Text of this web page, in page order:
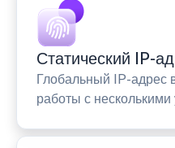
Статический IP-
Глобальный IP-адрес
работы с несколькими